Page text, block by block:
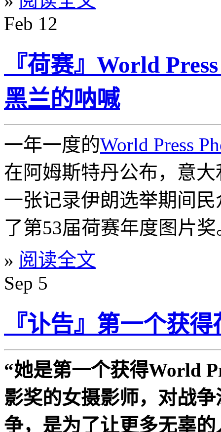
Feb 12
『荷赛』World
黑兰的呐喊
一年一度的World Press
在阿姆斯特丹公布，意大
一张记录伊朗选举期间
了第53届荷赛年度图片奖
» 阅读全文
Sep 5
『讣告』第一个获
“她是第一个获得World
影奖的女摄影师，对战
争，是为了让更多无辜